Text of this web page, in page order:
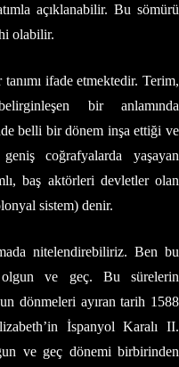
açıklanabilir. Bu sömürü
olabilir.
ifade etmektedir. Terim,
bir anlamında
belli bir dönem inşa ettiği ve
coğrafyalarda yaşayan
baş aktörleri devletler olan
sistem) denir.
nitelendirebiliriz. Ben bu
olgun ve geç. Bu sürelerin
dönmeleri ayıran tarih 1588
İspanyol Karalı II.
ve geç dönemi birbirinden